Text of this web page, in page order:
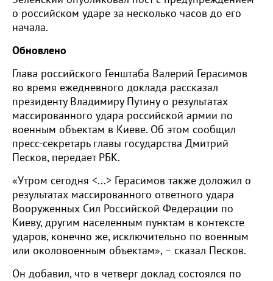
о российском ударе за несколько часов до его
начала.
Обновлено
Глава российского Генштаба Валерий Герасимов
во время ежедневного доклада рассказал
президенту Владимиру Путину о результатах
массированного удара российской армии по
военным объектам в Киеве. Об этом сообщил
пресс-секретарь главы государства Дмитрий
Песков, передает РБК.
«Утром сегодня <...> Герасимов также доложил о
результатах массированного ответного удара
Вооруженных Сил Российской Федерации по
Киеву, другим населенным пунктам в контексте
ударов, конечно же, исключительно по военным
или околовоенным объектам», – сказал Песков.
Он добавил, что в четверг доклад состоялся по